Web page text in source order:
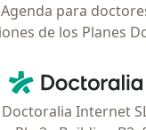
Agenda para
de los Planes
Doctoralia -
Doctoralia Internet